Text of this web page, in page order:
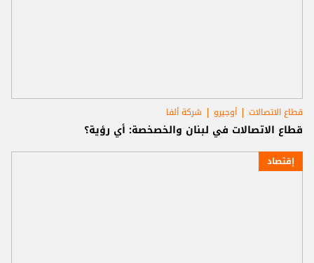
قطاع الاتصالات أوجيرو شركة ألفا
قطاع الاتصالات في لبنان والخصخصة: أي رؤية؟
إقتصاد